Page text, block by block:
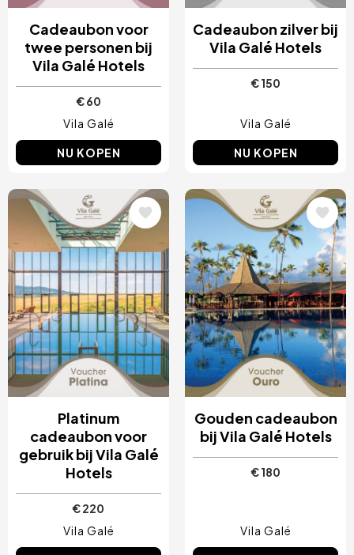
Cadeaubon voor
twee personen bij
Vila Galé Hotels
€ 60
Vila Galé
NU KOPEN
Cadeaubon zilver bij
Vila Galé Hotels
€ 150
Vila Galé
NU KOPEN
Afbeelding
Platinum
cadeaubon voor
gebruik bij Vila Galé
Hotels
€ 220
Vila Galé
Afbeelding
Gouden cadeaubon
bij Vila Galé Hotels
€ 180
Vila Galé